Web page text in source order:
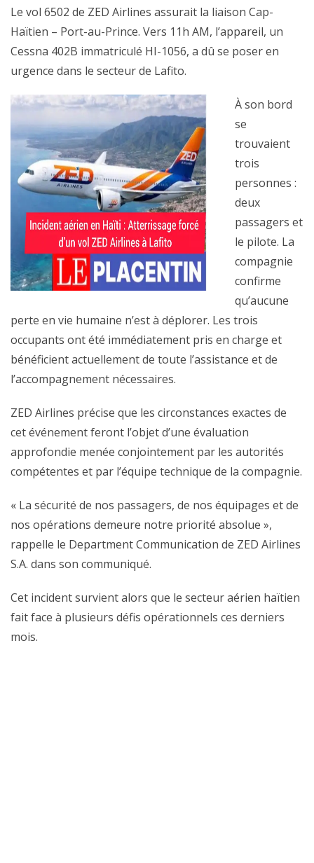
Le vol 6502 de ZED Airlines assurait la liaison Cap-
Haïtien – Port-au-Prince. Vers 11h AM, l’appareil, un
Cessna 402B immatriculé HI-1056, a dû se poser en
urgence dans le secteur de Lafito.
À son bord
se
trouvaient
trois
personnes :
deux
passagers et
le pilote. La
compagnie
confirme
qu’aucune
perte en vie humaine n’est à déplorer. Les trois
occupants ont été immédiatement pris en charge et
bénéficient actuellement de toute l’assistance et de
l’accompagnement nécessaires.
ZED Airlines précise que les circonstances exactes de
cet événement feront l’objet d’une évaluation
approfondie menée conjointement par les autorités
compétentes et par l’équipe technique de la compagnie.
« La sécurité de nos passagers, de nos équipages et de
nos opérations demeure notre priorité absolue »,
rappelle le Department Communication de ZED Airlines
S.A. dans son communiqué.
Cet incident survient alors que le secteur aérien haïtien
fait face à plusieurs défis opérationnels ces derniers
mois.